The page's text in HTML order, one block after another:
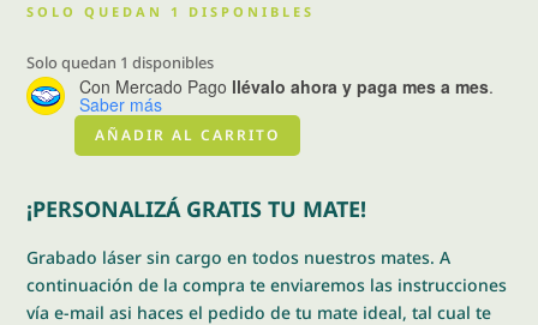
SOLO QUEDAN 1 DISPONIBLES
Solo quedan 1 disponibles
Con Mercado Pago llévalo ahora y paga mes a mes.
Saber más
Bombillon
pico
de
rey
cantidad
AÑADIR AL CARRITO
¡PERSONALIZÁ GRATIS TU MATE!
Grabado láser sin cargo en todos nuestros mates. A
continuación de la compra te enviaremos las instrucciones
vía e-mail asi haces el pedido de tu mate ideal, tal cual te